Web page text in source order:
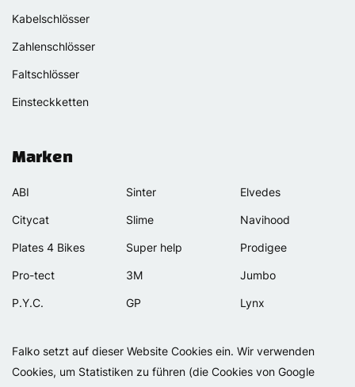
Falko setzt auf dieser Website Cookies ein. Wir verwenden
Cookies, um Statistiken zu führen (die Cookies von Google
Kabelschlösser
Zahlenschlösser
Faltschlösser
Einsteckketten
Marken
ABI
Citycat
Plates 4 Bikes
Pro-tect
P.Y.C.
Selle Orient
Sinter
Slime
Super help
3M
GP
Bellelli
Elvedes
Navihood
Prodigee
Jumbo
Lynx
Motip